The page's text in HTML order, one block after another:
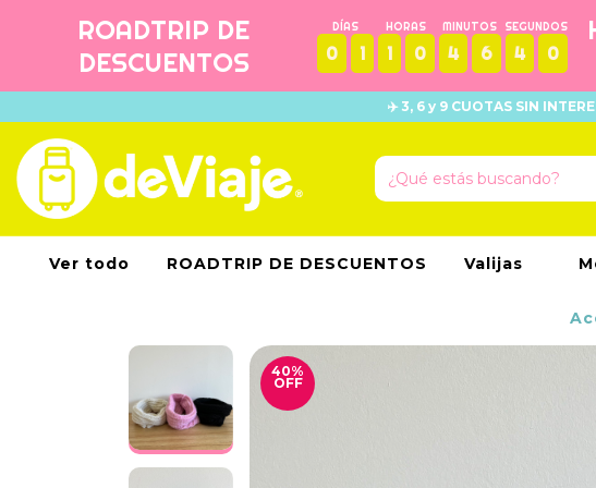
ROADTRIP DE
DESCUENTOS
DÍAS
0 1
HORAS
1 0
MINUTOS
4 6
SEGUNDOS
3 9
✈️ 3, 6 y 9 CUOTAS SIN
Ver todo ROADTRIP DE DESCUENTOS Valijas
40%
OFF